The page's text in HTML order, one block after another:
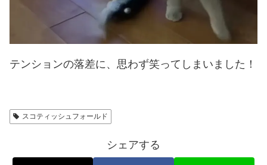
テンションの落差に、思わず笑ってしまいました！
スコティッシュフォールド
シェアする